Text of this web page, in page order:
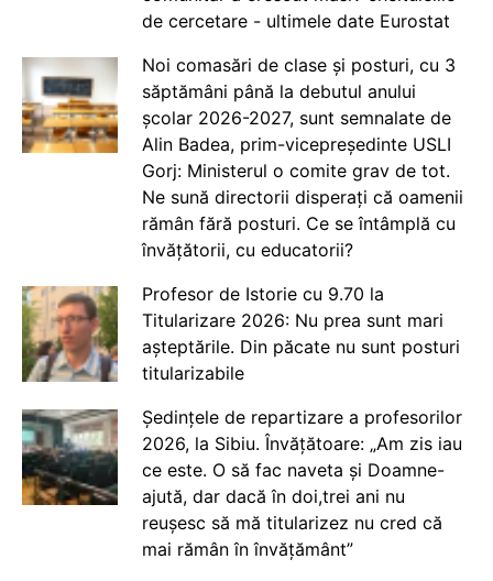
de cercetare - ultimele date Eurostat
Noi comasări de clase și posturi, cu 3
săptămâni până la debutul anului
școlar 2026-2027, sunt semnalate de
Alin Badea, prim-vicepreședinte USLI
Gorj: Ministerul o comite grav de tot.
Ne sună directorii disperați că oamenii
rămân fără posturi. Ce se întâmplă cu
învățătorii, cu educatorii?
Profesor de Istorie cu 9.70 la
Titularizare 2026: Nu prea sunt mari
așteptările. Din păcate nu sunt posturi
titularizabile
Ședințele de repartizare a profesorilor
2026, la Sibiu. Învățătoare: „Am zis iau
ce este. O să fac naveta și Doamne-
ajută, dar dacă în doi,trei ani nu
reușesc să mă titularizez nu cred că
mai rămân în învățământ”